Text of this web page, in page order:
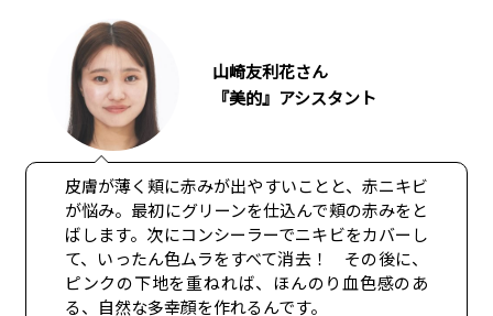
山崎友利花さん
『美的』アシスタント
皮膚が薄く頬に赤みが出やすいことと、赤ニキビ
が悩み。最初にグリーンを仕込んで頬の赤みをと
ばします。次にコンシーラーでニキビをカバーし
て、いったん色ムラをすべて消去！ その後に、
ピンクの下地を重ねれば、ほんのり血色感のあ
る、自然な多幸顔を作れるんです。